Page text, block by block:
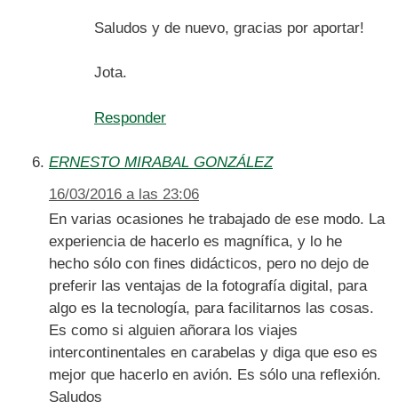
Saludos y de nuevo, gracias por aportar!
Jota.
Responder
ERNESTO MIRABAL GONZÁLEZ
16/03/2016 a las 23:06
En varias ocasiones he trabajado de ese modo. La
experiencia de hacerlo es magnífica, y lo he
hecho sólo con fines didácticos, pero no dejo de
preferir las ventajas de la fotografía digital, para
algo es la tecnología, para facilitarnos las cosas.
Es como si alguien añorara los viajes
intercontinentales en carabelas y diga que eso es
mejor que hacerlo en avión. Es sólo una reflexión.
Saludos